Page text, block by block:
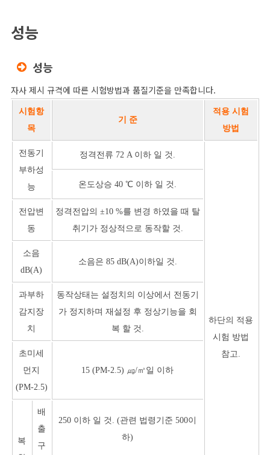
성능
성능
자사 제시 규격에 따른 시험방법과 품질기준을 만족합니다.
시험항
목
기 준
적용 시험
방법
전동기
부하성
능
정격전류 72 A 이하 일 것.
하단의 적용
시험 방법
참고.
온도상승 40 ℃ 이하 일 것.
전압변
동
정격전압의 ±10 %를 변경 하였을 때 탈
취기가 정상적으로 동작할 것.
소음
dB(A)
소음은 85 dB(A)이하일 것.
과부하
감지장
치
동작상태는 설정치의 이상에서 전동기
가 정지하며 재설정 후 정상기능을 회
복 할 것.
초미세
먼지
(PM-2.5)
15 (PM-2.5) ㎍/㎥일 이하
복
배
출
구
250 이하 일 것. (관련 법령기준 500이
하)